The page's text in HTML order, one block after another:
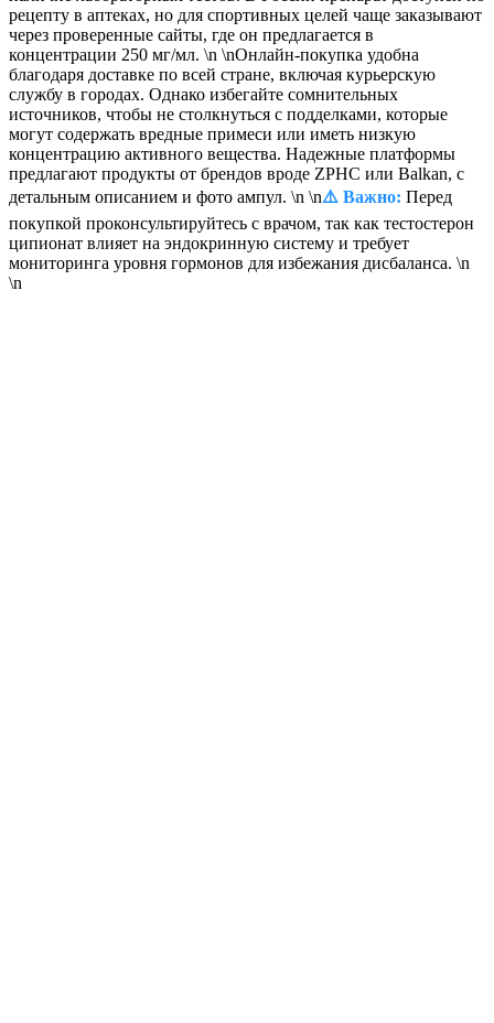
рецепту в аптеках, но для спортивных целей чаще заказывают
через проверенные сайты, где он предлагается в
концентрации 250 мг/мл. \n \nОнлайн-покупка удобна
благодаря доставке по всей стране, включая курьерскую
службу в городах. Однако избегайте сомнительных
источников, чтобы не столкнуться с подделками, которые
могут содержать вредные примеси или иметь низкую
концентрацию активного вещества. Надежные платформы
предлагают продукты от брендов вроде ZPHC или Balkan, с
детальным описанием и фото ампул. \n \n⚠️ Важно: Перед
покупкой проконсультируйтесь с врачом, так как тестостерон
ципионат влияет на эндокринную систему и требует
мониторинга уровня гормонов для избежания дисбаланса. \n
\n